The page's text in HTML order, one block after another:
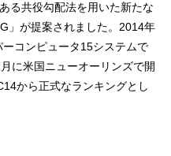
る共役勾配法を用いた新たな
」が提案されました。2014年
コンピュータ15システムで
に米国ニューオーリンズで開
から正式なランキングとし